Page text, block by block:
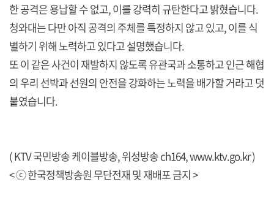
한 공격은 용납할 수 없고, 이를 강력히 규탄한다고 밝혔습니다.
청와대는 다만 아직 공격의 주체를 특정하지 않고 있고, 이를 식
별하기 위해 노력하고 있다고 설명했습니다.
또 이 같은 사건이 재발하지 않도록 유관국과 소통하고 인근 해협
의 우리 선박과 선원의 안전을 강화하는 노력을 배가할 거라고 덧
붙였습니다.
( KTV 국민방송 케이블방송, 위성방송 ch164,www.ktv.go.kr)
< ⓒ 한국정책방송원 무단전재 및 재배포 금지 >